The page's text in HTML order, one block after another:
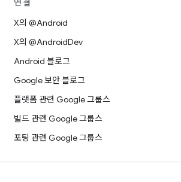
연결
X의 @Android
X의 @AndroidDev
Android 블로그
Google 보안 블로그
플랫폼 관련 Google 그룹스
빌드 관련 Google 그룹스
포팅 관련 Google 그룹스